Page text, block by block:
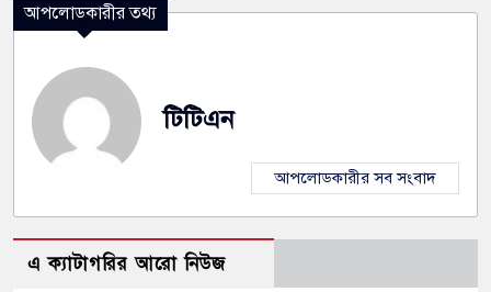
আপলোডকারীর তথ্য
টিটিএন
আপলোডকারীর সব সংবাদ
এ ক্যাটাগরির আরো নিউজ